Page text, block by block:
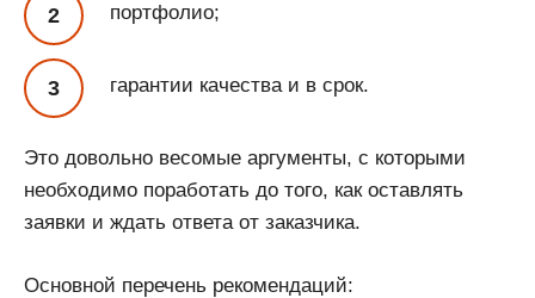
портфолио;
гарантии качества и в срок.
Это довольно весомые аргументы, с которыми
необходимо поработать до того, как оставлять
заявки и ждать ответа от заказчика.
Основной перечень рекомендаций: